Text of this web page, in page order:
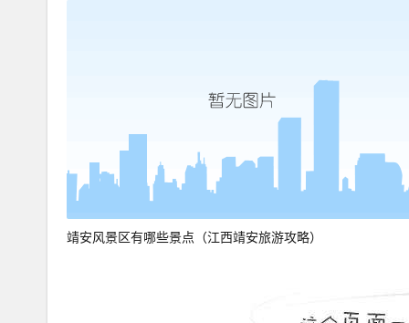
靖安风景区有哪些景点（江西靖安旅游攻略）